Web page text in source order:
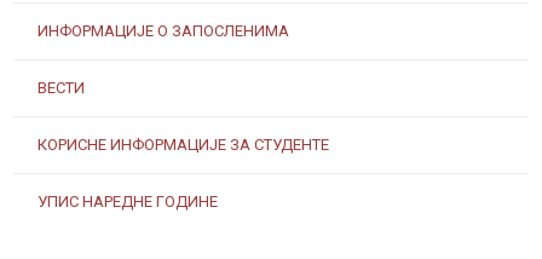
ИНФОРМАЦИЈЕ О ЗАПОСЛЕНИМА
ВЕСТИ
КОРИСНЕ ИНФОРМАЦИЈЕ ЗА СТУДЕНТЕ
УПИС НАРЕДНЕ ГОДИНЕ